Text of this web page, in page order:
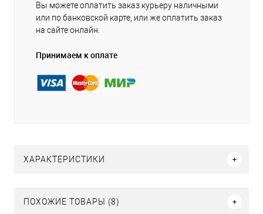
Вы можете оплатить заказ курьеру наличными
или по банковской карте, или же оплатить заказ
на сайте онлайн.
Принимаем к оплате
ХАРАКТЕРИСТИКИ
ПОХОЖИЕ ТОВАРЫ (8)